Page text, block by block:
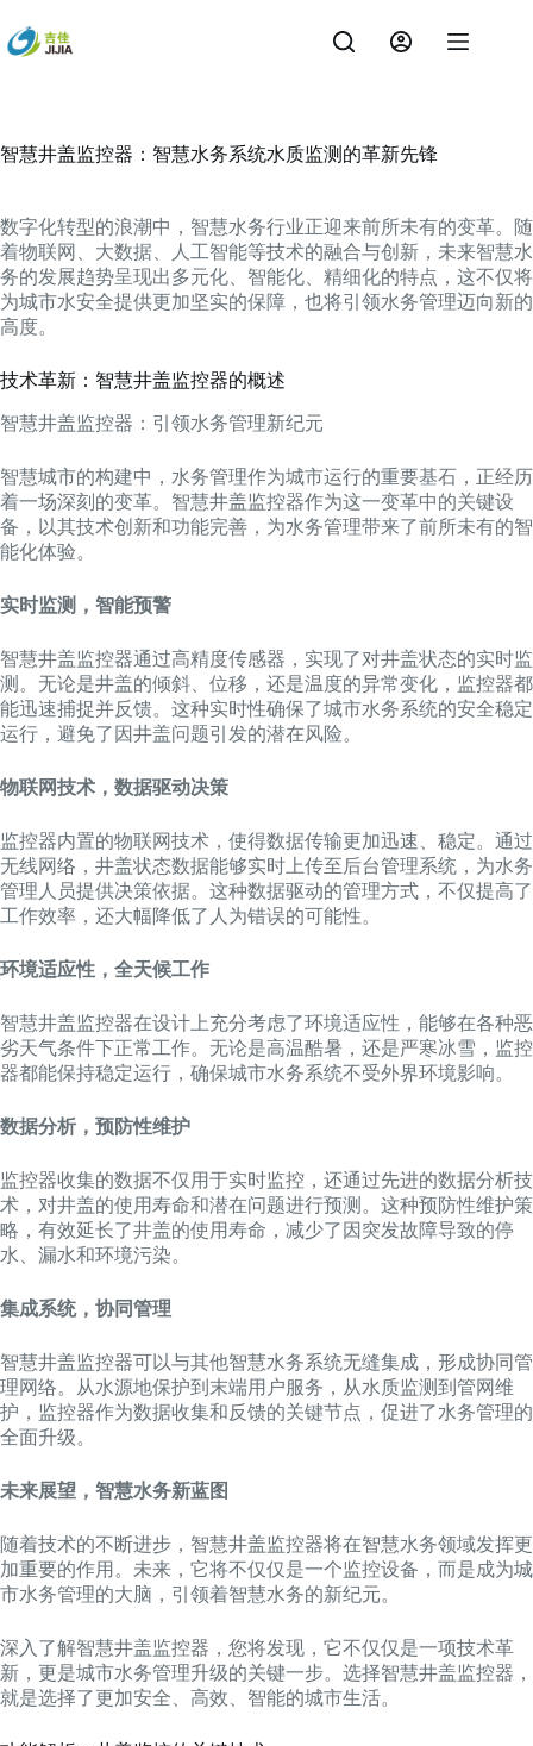
过
内
智慧井盖监控器：智慧水务系统水质监测的革新先锋
数字化转型的浪潮中，智慧水务行业正迎来前所未有的变革。随
着物联网、大数据、人工智能等技术的融合与创新，未来智慧水
务的发展趋势呈现出多元化、智能化、精细化的特点，这不仅将
为城市水安全提供更加坚实的保障，也将引领水务管理迈向新的
高度。
技术革新：智慧井盖监控器的概述
智慧井盖监控器：引领水务管理新纪元
智慧城市的构建中，水务管理作为城市运行的重要基石，正经历
着一场深刻的变革。智慧井盖监控器作为这一变革中的关键设
备，以其技术创新和功能完善，为水务管理带来了前所未有的智
能化体验。
实时监测，智能预警
智慧井盖监控器通过高精度传感器，实现了对井盖状态的实时监
测。无论是井盖的倾斜、位移，还是温度的异常变化，监控器都
能迅速捕捉并反馈。这种实时性确保了城市水务系统的安全稳定
运行，避免了因井盖问题引发的潜在风险。
物联网技术，数据驱动决策
监控器内置的物联网技术，使得数据传输更加迅速、稳定。通过
无线网络，井盖状态数据能够实时上传至后台管理系统，为水务
管理人员提供决策依据。这种数据驱动的管理方式，不仅提高了
工作效率，还大幅降低了人为错误的可能性。
环境适应性，全天候工作
智慧井盖监控器在设计上充分考虑了环境适应性，能够在各种恶
劣天气条件下正常工作。无论是高温酷暑，还是严寒冰雪，监控
器都能保持稳定运行，确保城市水务系统不受外界环境影响。
数据分析，预防性维护
监控器收集的数据不仅用于实时监控，还通过先进的数据分析技
术，对井盖的使用寿命和潜在问题进行预测。这种预防性维护策
略，有效延长了井盖的使用寿命，减少了因突发故障导致的停
水、漏水和环境污染。
集成系统，协同管理
智慧井盖监控器可以与其他智慧水务系统无缝集成，形成协同管
理网络。从水源地保护到末端用户服务，从水质监测到管网维
护，监控器作为数据收集和反馈的关键节点，促进了水务管理的
全面升级。
未来展望，智慧水务新蓝图
随着技术的不断进步，智慧井盖监控器将在智慧水务领域发挥更
加重要的作用。未来，它将不仅仅是一个监控设备，而是成为城
市水务管理的大脑，引领着智慧水务的新纪元。
深入了解智慧井盖监控器，您将发现，它不仅仅是一项技术革
新，更是城市水务管理升级的关键一步。选择智慧井盖监控器，
就是选择了更加安全、高效、智能的城市生活。